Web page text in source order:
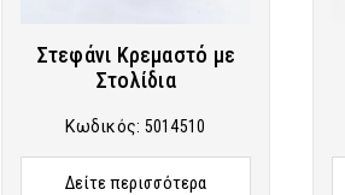
Στεφάνι Κρεμαστό με
Στολίδια
Κωδικός: 5014510
Δείτε περισσότερα